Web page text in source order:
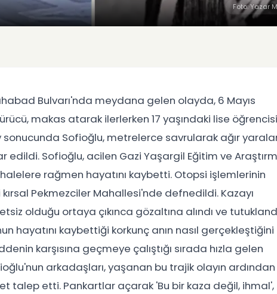
Foto: Yazar
Bulvarı'nda meydana gelen olayda, 6 Mayıs
makas atarak ilerlerken 17 yaşındaki lise öğrencisi
sonucunda Sofioğlu, metrelerce savrularak ağır
edildi. Sofioğlu, acilen Gazi Yaşargil Eğitim ve
rağmen hayatını kaybetti. Otopsi işlemlerinin
Pekmezciler Mahallesi'nde defnedildi. Kazayı
olduğu ortaya çıkınca gözaltına alındı ve
hayatını kaybettiği korkunç anın nasıl gerçekleştiğini
karşısına geçmeye çalıştığı sırada hızla gelen
arkadaşları, yaşanan bu trajik olayın ardından
talep etti. Pankartlar açarak 'Bu bir kaza değil, ihmal',